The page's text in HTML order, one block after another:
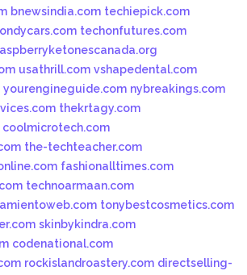
bnewsindia.com techiepick.com
techonfutures.com
usathrill.com vshapedental.com
yourengineguide.com nybreakings.com
thekrtagy.com
coolmicrotech.com
the-techteacher.com
fashionalltimes.com
technoarmaan.com
tonybestcosmetics.com
skinbykindra.com
codenational.com
rockislandroastery.com directselling-